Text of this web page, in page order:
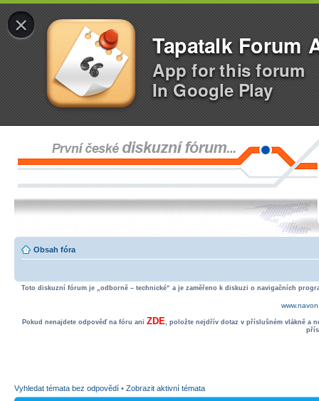
×
Tapatalk Forum
App for this forum
In Google Play
Obsah fóra
Toto diskuzní fórum je „odborně – technické“ a je zaměřeno k diskuzi o navigačních
Pokud nenajdete odpověď na fóru ani ZDE, položte nejdřív dotaz v příslušném vlákně a
Vyhledat témata bez odpovědí • Zobrazit aktivní témata